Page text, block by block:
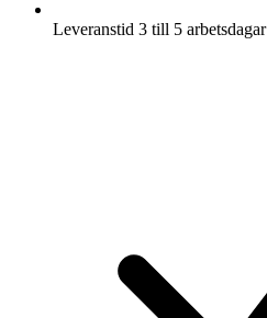
Leveranstid 3 till 5 arbetsdagar